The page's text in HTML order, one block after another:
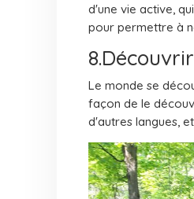
d'une vie active,
pour permettre à
Le monde se
façon de le
d'autres langues,